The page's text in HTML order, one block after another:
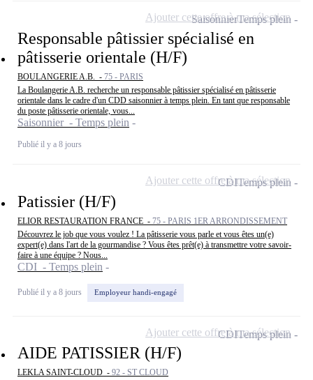
Responsable pâtissier spécialisé en
pâtisserie orientale (H/F)
BOULANGERIE A.B. - 75 - PARIS
La Boulangerie A.B. recherche un responsable pâtissier spécialisé en pâtisserie
orientale dans le cadre d'un CDD saisonnier à temps plein. En tant que responsable
du poste pâtisserie orientale, vous...
Saisonnier - Temps plein
Publié il y a 8 jours
SaisonnierTemps plein
Ajouter cette offre à ma sélection
Patissier (H/F)
ELIOR RESTAURATION FRANCE - 75 - PARIS 1ER ARRONDISSEMENT
Découvrez le job que vous voulez ! La pâtisserie vous parle et vous êtes un(e)
expert(e) dans l'art de la gourmandise ? Vous êtes prêt(e) à transmettre votre savoir-
faire à une équipe ? Nous...
CDI - Temps plein
Publié il y a 8 jours Employeur handi-engagé
CDITemps plein
Ajouter cette offre à ma sélection
AIDE PATISSIER (H/F)
LEKLA SAINT-CLOUD - 92 - ST CLOUD
CDITemps plein
Ajouter cette offre à ma sélection